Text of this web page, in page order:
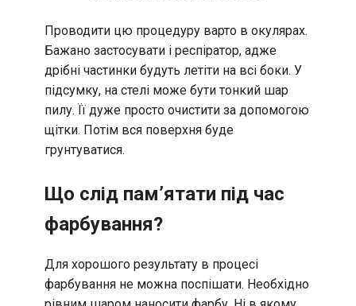
Проводити цю процедуру варто в окулярах.
Бажано застосувати і респіратор, адже
дрібні частинки будуть летіти на всі боки. У
підсумку, на стелі може бути тонкий шар
пилу. Її дуже просто очистити за допомогою
щітки. Потім вся поверхня буде
грунтуватися.
Що слід пам’ятати під час
фарбування?
Для хорошого результату в процесі
фарбування не можна поспішати. Необхідно